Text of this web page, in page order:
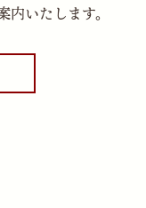
内いたします。